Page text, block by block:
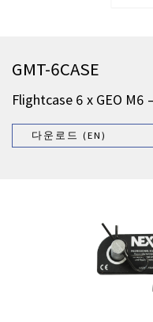
GMT-6CASE
Flightcase 6 x GEO M6
다운로드 (EN)